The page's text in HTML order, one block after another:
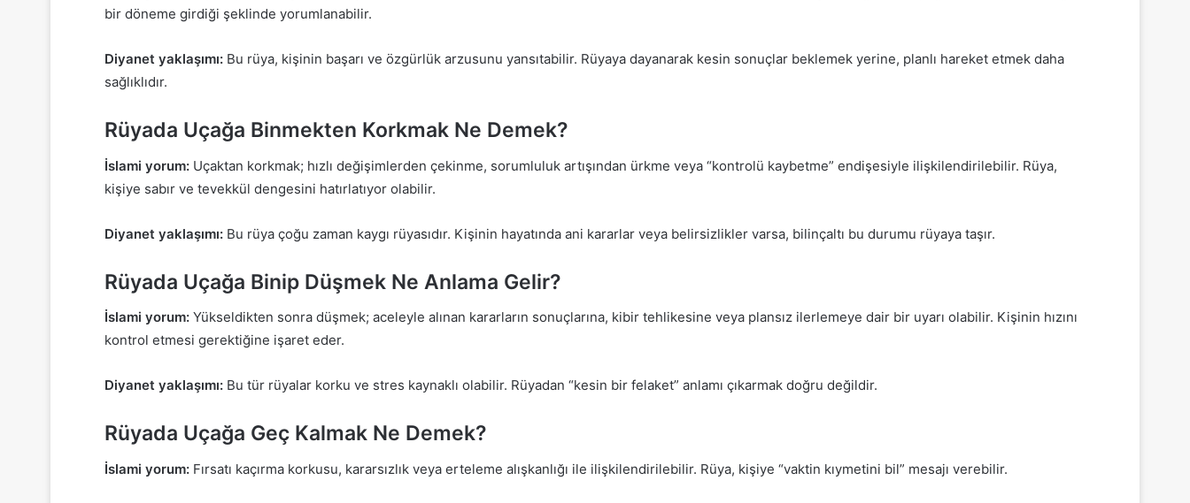
bir döneme girdiği şeklinde yorumlanabilir.
Diyanet yaklaşımı: Bu rüya, kişinin başarı ve özgürlük arzusunu yansıtabilir. Rüyaya dayanarak kesin sonuçlar beklemek yerine, planlı hareket etmek daha
sağlıklıdır.
Rüyada Uçağa Binmekten Korkmak Ne Demek?
İslami yorum: Uçaktan korkmak; hızlı değişimlerden çekinme, sorumluluk artışından ürkme veya “kontrolü kaybetme” endişesiyle ilişkilendirilebilir. Rüya,
kişiye sabır ve tevekkül dengesini hatırlatıyor olabilir.
Diyanet yaklaşımı: Bu rüya çoğu zaman kaygı rüyasıdır. Kişinin hayatında ani kararlar veya belirsizlikler varsa, bilinçaltı bu durumu rüyaya taşır.
Rüyada Uçağa Binip Düşmek Ne Anlama Gelir?
İslami yorum: Yükseldikten sonra düşmek; aceleyle alınan kararların sonuçlarına, kibir tehlikesine veya plansız ilerlemeye dair bir uyarı olabilir. Kişinin hızını
kontrol etmesi gerektiğine işaret eder.
Diyanet yaklaşımı: Bu tür rüyalar korku ve stres kaynaklı olabilir. Rüyadan “kesin bir felaket” anlamı çıkarmak doğru değildir.
Rüyada Uçağa Geç Kalmak Ne Demek?
İslami yorum: Fırsatı kaçırma korkusu, kararsızlık veya erteleme alışkanlığı ile ilişkilendirilebilir. Rüya, kişiye “vaktin kıymetini bil” mesajı verebilir.